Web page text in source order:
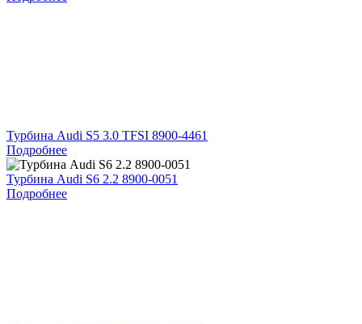
Турбина Audi S5 3.0 TFSI 8900-4461
Подробнее
Турбина Audi S6 2.2 8900-0051
Подробнее